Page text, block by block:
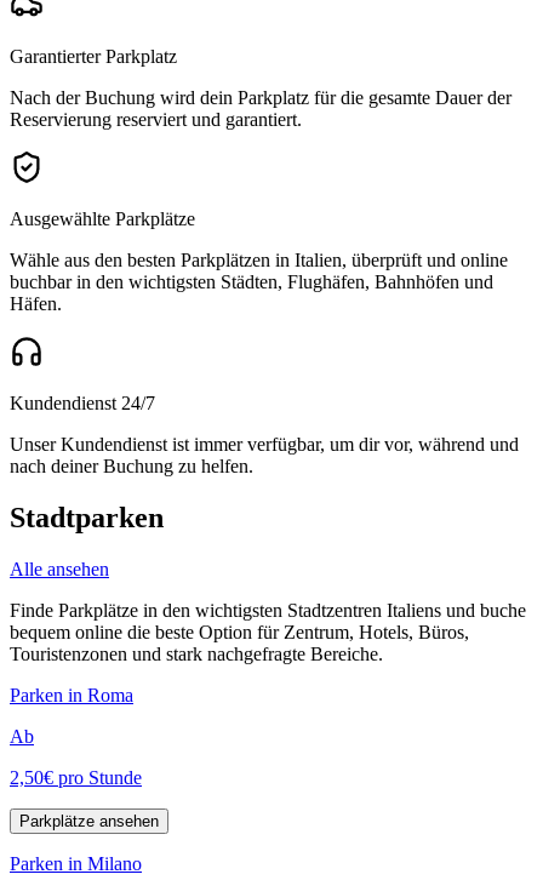
Garantierter Parkplatz
Nach der Buchung wird dein Parkplatz für die gesamte Dauer der
Reservierung reserviert und garantiert.
Ausgewählte Parkplätze
Wähle aus den besten Parkplätzen in Italien, überprüft und online
buchbar in den wichtigsten Städten, Flughäfen, Bahnhöfen und
Häfen.
Kundendienst 24/7
Unser Kundendienst ist immer verfügbar, um dir vor, während und
nach deiner Buchung zu helfen.
Stadtparken
Alle ansehen
Finde Parkplätze in den wichtigsten Stadtzentren Italiens und buche
bequem online die beste Option für Zentrum, Hotels, Büros,
Touristenzonen und stark nachgefragte Bereiche.
Parken in Roma
Ab
2,50€ pro Stunde
Parkplätze ansehen
Parken in Milano